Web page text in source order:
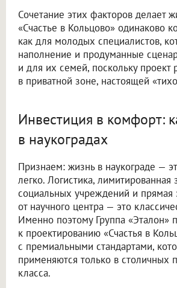
Сочетание этих факторов делает
«Счастье в Кольцово» одинаково
как для молодых специалистов,
наполнение и продуманные
и для их семей, поскольку проект
в приватной зоне, настоящей
Инвестиция в комфорт:
в наукоградах
Признаем: жизнь в наукограде —
легко. Логистика, лимитированная
социальных учреждений и прямая
от научного центра — это
Именно поэтому Группа «Эталон»
к проектированию «Счастья в
с премиальными стандартами,
применяются только в столичных
класса.